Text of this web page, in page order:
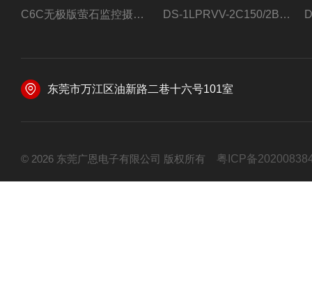
C6C无极版萤石监控摄像头 DS-1LPRVV-2C150/2B监控室外夜视高清电源线护套线200米/卷
东莞市万江区油新路二巷十六号101室
© 2026 东莞广恩电子有限公司 版权所有 粤ICP备